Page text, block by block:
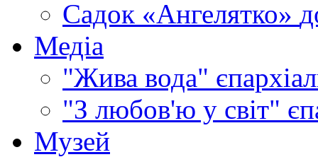
Садок «Ангелятко»
Медіа
"Жива вода"
"З любов'ю у світ"
Музей